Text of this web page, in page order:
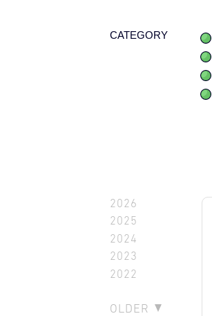
CATEGORY
2026
2025
2024
2023
2022
OLDER